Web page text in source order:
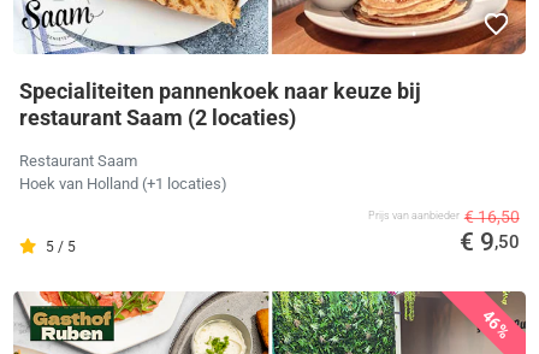
Specialiteiten pannenkoek naar keuze bij
restaurant Saam (2 locaties)
Restaurant Saam
Hoek van Holland (+1 locaties)
5 / 5
Prijs van aanbieder € 16,50
€ 9,50
46%